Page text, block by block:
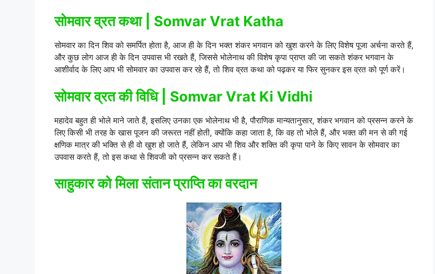
सोमवार व्रत कथा| Somvar Vrat Katha
सोमवार का दिन शिव को समर्पित होता है, आज ही के दिन भक्त शंकर भगवान को खुश करने के लिए विशेष पूजा अर्चना करते हैं,
और कुछ लोग आज ही के दिन उपवास भी रखते हैं, जिससे भोलेनाथ की विशेष कृपा प्राप्त की जा सकते शंकर भगवान के
आशीर्वाद के लिए आप भी सोमवार का उपवास कर रहे हैं, तो शिव व्रत कथा को पढ़कर या फिर सुनकर इस व्रत को पूर्ण करें।
सोमवार व्रत की विधि | Somvar Vrat Ki Vidhi
महादेव बहुत ही भोले माने जाते हैं, इसलिए उनका एक भोलेनाथ भी है, पौराणिक मान्यतानुसार, शंकर भगवान को प्रसन्न करने के
लिए किसी भी तरह के खास पूजन की जरूरत नहीं होती, क्योंकि कहा जाता है, कि वह तो भोले हैं, और भक्त की मन से की गई
क्षणिक मात्र की भक्ति से ही वो खुश हो जाते हैं, लेकिन आप भी शिव और शक्ति की कृपा पाने के किए सावन के सोमवार का
उपवास करते हैं, तो इस कथा से शिवजी को प्रसन्न कर सकते हैं।
साहुकार को मिला संतान प्राप्ति का वरदान